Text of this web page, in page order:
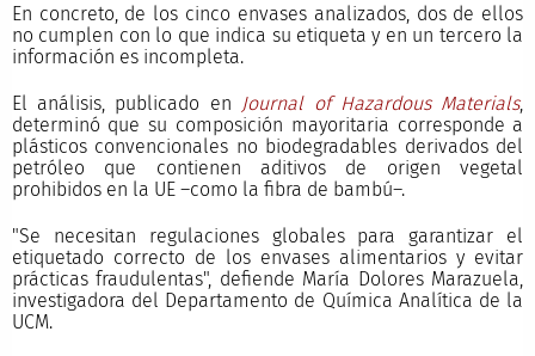
En concreto, de los cinco envases analizados, dos de ellos
no cumplen con lo que indica su etiqueta y en un tercero la
información es incompleta.
El análisis, publicado en Journal of Hazardous Materials,
determinó que su composición mayoritaria corresponde a
plásticos convencionales no biodegradables derivados del
petróleo que contienen aditivos de origen vegetal
prohibidos en la UE –como la fibra de bambú–.
"Se necesitan regulaciones globales para garantizar el
etiquetado correcto de los envases alimentarios y evitar
prácticas fraudulentas", defiende María Dolores Marazuela,
investigadora del Departamento de Química Analítica de la
UCM.